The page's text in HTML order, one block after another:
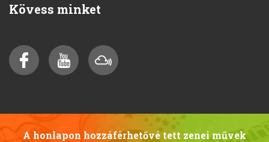
Kövess minket
A honlapon hozzáférhetővé tett zenei művek